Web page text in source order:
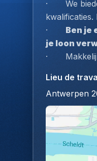
·       We
· Ben je
je loon
·
Lieu de
Antwerpen